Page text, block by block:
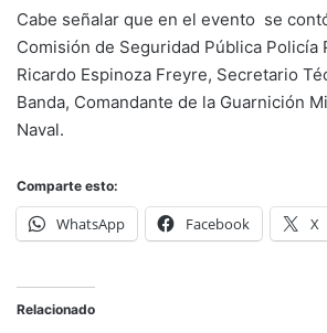
Cabe señalar que en el evento se
Comisión de Seguridad Pública
Ricardo Espinoza Freyre, Secretario
Banda, Comandante de la Guarnición
Naval.
Comparte esto:
WhatsApp Facebook X
Relacionado